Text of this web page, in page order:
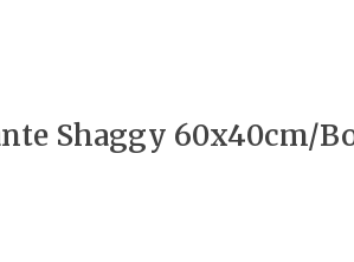
Shaggy 60x40cm/